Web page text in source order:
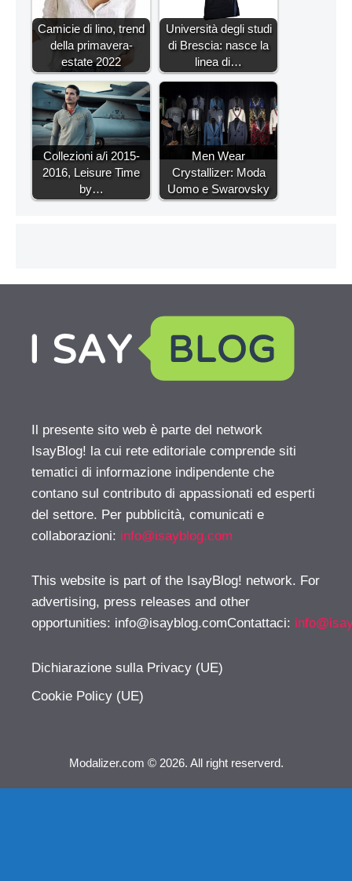
Camicie di lino, trend
della primavera-
estate 2022
Università degli studi
di Brescia: nasce la
linea di…
Collezioni a/i 2015-
2016, Leisure Time
by…
Men Wear
Crystallizer: Moda
Uomo e Swarovsky
Il presente sito web è parte del network
IsayBlog! la cui rete editoriale comprende siti
tematici di informazione indipendente che
contano sul contributo di appassionati ed esperti
del settore. Per pubblicità, comunicati e
collaborazioni: info@isayblog.com
This website is part of the IsayBlog! network. For
advertising, press releases and other
opportunities: info@isayblog.comContattaci:
Dichiarazione sulla Privacy (UE)
Cookie Policy (UE)
Modalizer.com © 2026. All right reserverd.